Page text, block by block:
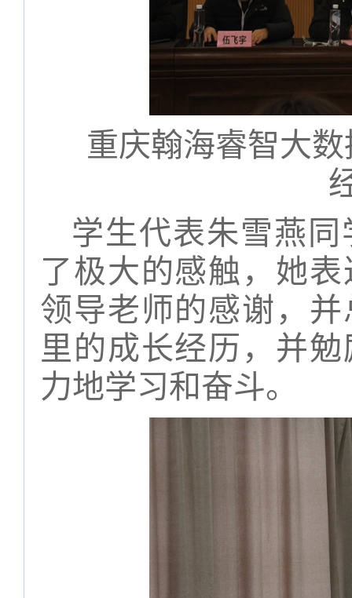
重庆翰海睿智大
学生代表朱雪燕
了极大的感触，她
领导老师的感谢，
里的成长经历，并
力地学习和奋斗。